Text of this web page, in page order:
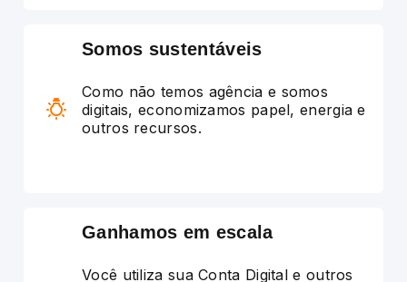
Somos sustentáveis
Como não temos agência e somos
digitais, economizamos papel, energia e
outros recursos.
Ganhamos em escala
Você utiliza sua Conta Digital e outros